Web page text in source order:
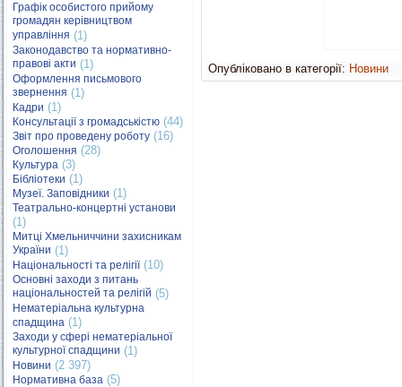
Графік особистого прийому
громадян керівництвом
управління (1)
Законодавство та нормативно-
правові акти (1)
Оформлення письмового
звернення (1)
Кадри (1)
Консультації з громадськістю (44)
Звіт про проведену роботу (16)
Оголошення (28)
Культура (3)
Бібліотеки (1)
Музеї. Заповідники (1)
Театрально-концертні установи
(1)
Митці Хмельниччини захисникам
України (1)
Національності та релігії(10)
Основні заходи з питань
національностей та релігій (5)
Нематеріальна культурна
спадщина (1)
Заходи у сфері нематеріальної
культурної спадщини (1)
Новини (2 397)
Нормативна база (5)
Опубліковано в категорії: Новини